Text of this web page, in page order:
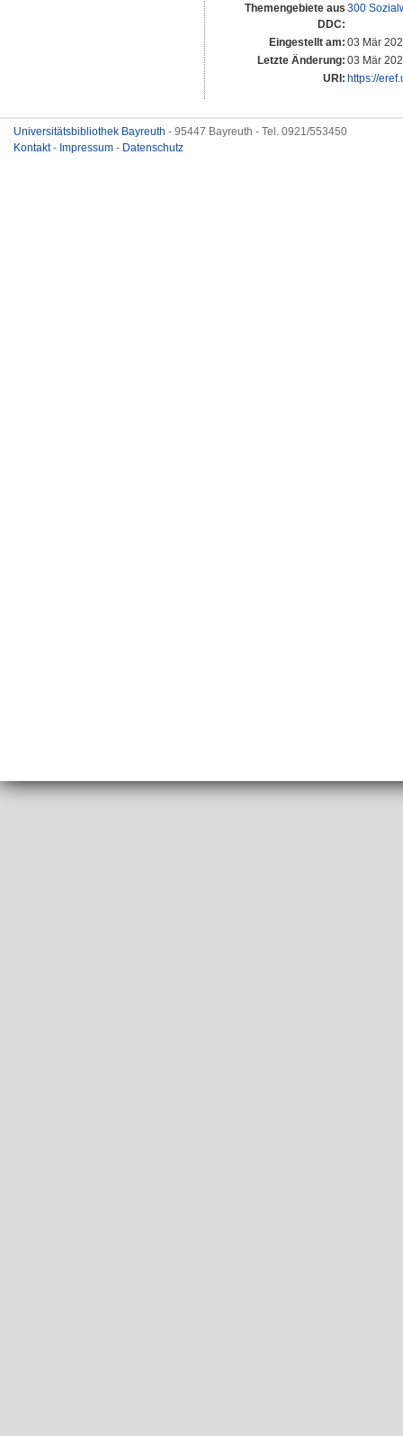
Themengebiete aus
DDC:
300
Eingestellt am: 03 Mär
Letzte Änderung: 03 Mär
URI: https://
Universitätsbibliothek Bayreuth - 95447 Bayreuth - Tel. 0921/553450
Kontakt- Impressum - Datenschutz